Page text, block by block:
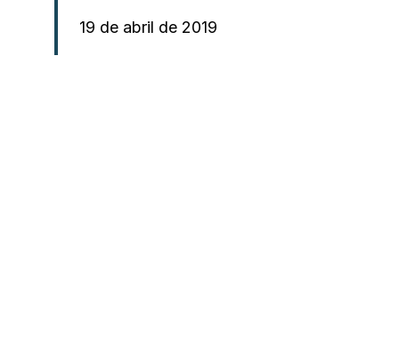
19 de abril de 2019